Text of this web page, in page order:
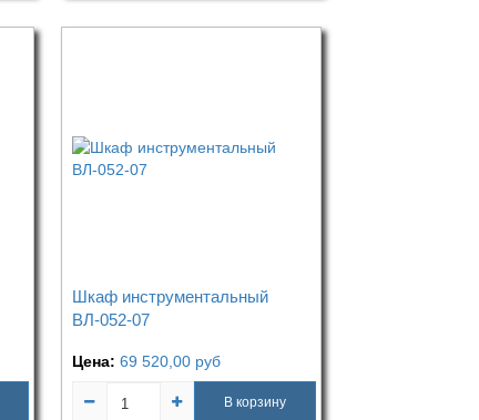
Шкаф инструментальный
ВЛ-052-07
Цена: 69 520,00 руб
В корзину